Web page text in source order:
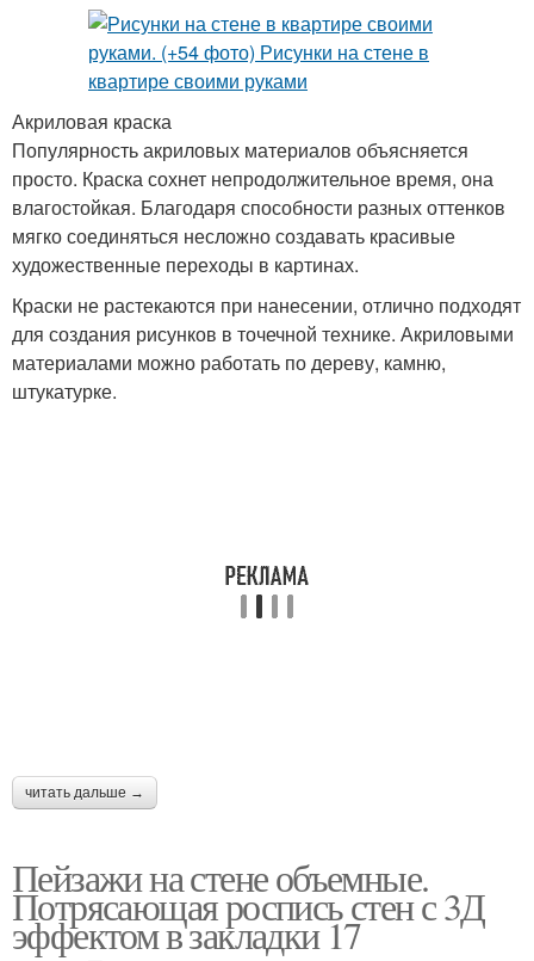
Акриловая краска
Популярность акриловых материалов объясняется
просто. Краска сохнет непродолжительное время, она
влагостойкая. Благодаря способности разных оттенков
мягко соединяться несложно создавать красивые
художественные переходы в картинах.
Краски не растекаются при нанесении, отлично подходят
для создания рисунков в точечной технике. Акриловыми
материалами можно работать по дереву, камню,
штукатурке.
читать дальше →
Пейзажи на стене объемные.
Потрясающая роспись стен с 3Д
эффектом в закладки 17